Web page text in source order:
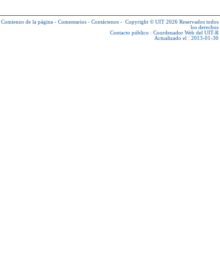
Comienzo de la página - Comentarios - Contáctenos - Copyright © UIT 2026 Reservados todos
los derechos
Contacto público : Coordenador Web del UIT-R
Actualizado el : 2013-01-30